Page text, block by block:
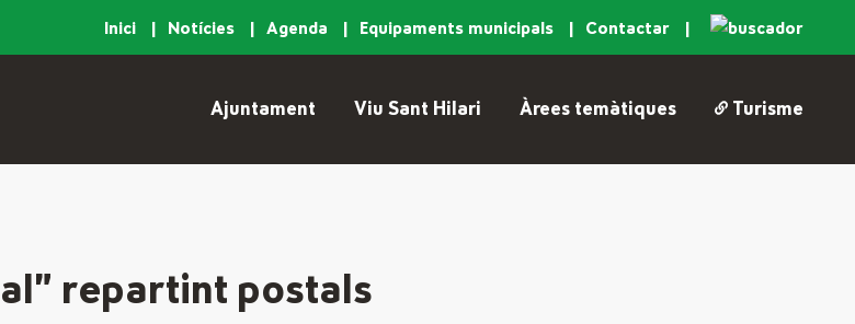
Inici Notícies Agenda Equipaments municipals Contactar
Ajuntament Viu Sant Hilari Àrees temàtiques Turisme
repartint postals